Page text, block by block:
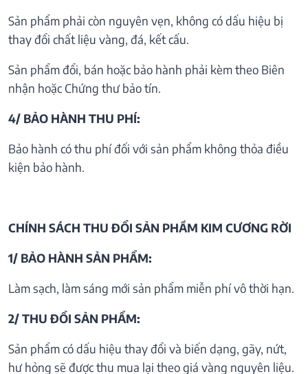
Sản phẩm phải còn nguyên vẹn, không có dấu hiệu bị
thay đổi chất liệu vàng, đá, kết cấu.
Sản phẩm đổi, bán hoặc bảo hành phải kèm theo Biên
nhận hoặc Chứng thư bảo tín.
4/ BẢO HÀNH THU PHÍ:
Bảo hành có thu phí đối với sản phẩm không thỏa điều
kiện bảo hành.
CHÍNH SÁCH THU ĐỔI SẢN PHẦM KIM CƯƠNG RỜI
1/ BẢO HÀNH SẢN PHẨM:
Làm sạch, làm sáng mới sản phẩm miễn phí vô thời hạn.
2/ THU ĐỔI SẢN PHẨM:
Sản phẩm có dấu hiệu thay đổi và biến dạng, gãy, nứt,
hư hỏng sẽ được thu mua lại theo giá vàng nguyên liệu.